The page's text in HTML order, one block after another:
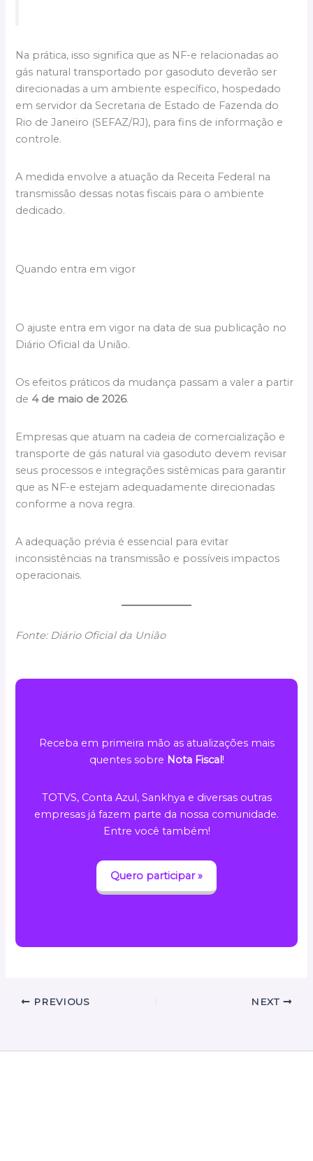
Na prática, isso significa que as NF-e relacionadas ao
gás natural transportado por gasoduto deverão ser
direcionadas a um ambiente específico, hospedado
em servidor da Secretaria de Estado de Fazenda do
Rio de Janeiro (SEFAZ/RJ), para fins de informação e
controle.
A medida envolve a atuação da Receita Federal na
transmissão dessas notas fiscais para o ambiente
dedicado.
Quando entra em vigor
O ajuste entra em vigor na data de sua publicação no
Diário Oficial da União.
Os efeitos práticos da mudança passam a valer a partir
de 4 de maio de 2026.
Empresas que atuam na cadeia de comercialização e
transporte de gás natural via gasoduto devem revisar
seus processos e integrações sistêmicas para garantir
que as NF-e estejam adequadamente direcionadas
conforme a nova regra.
A adequação prévia é essencial para evitar
inconsistências na transmissão e possíveis impactos
operacionais.
Fonte: Diário Oficial da União
Receba em primeira mão as atualizações mais
quentes sobre Nota Fiscal !
TOTVS, Conta Azul, Sankhya e diversas outras
empresas já fazem parte da nossa comunidade.
Entre você também!
Quero participar »
PREVIOUS NEXT